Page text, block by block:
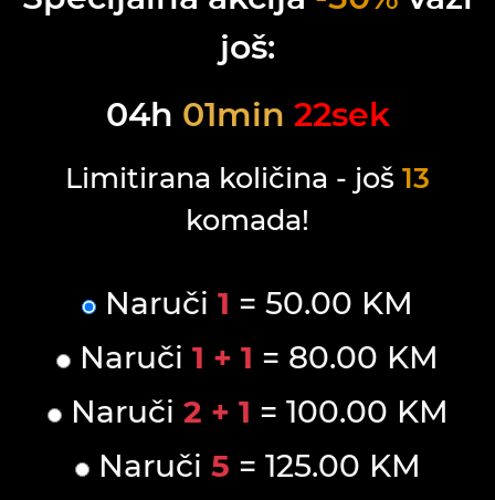
još:
04h 01min 22sek
Limitirana količina - još 13
komada!
Naruči 1 = 50.00 KM
Naruči 1 + 1 = 80.00 KM
Naruči 2 + 1 = 100.00 KM
Naruči 5 = 125.00 KM